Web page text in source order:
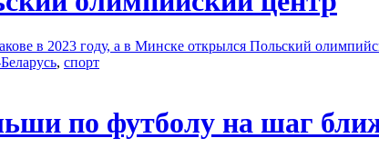
в 2023 году, а в Минске открылся Польский
, спорт
по футболу на шаг